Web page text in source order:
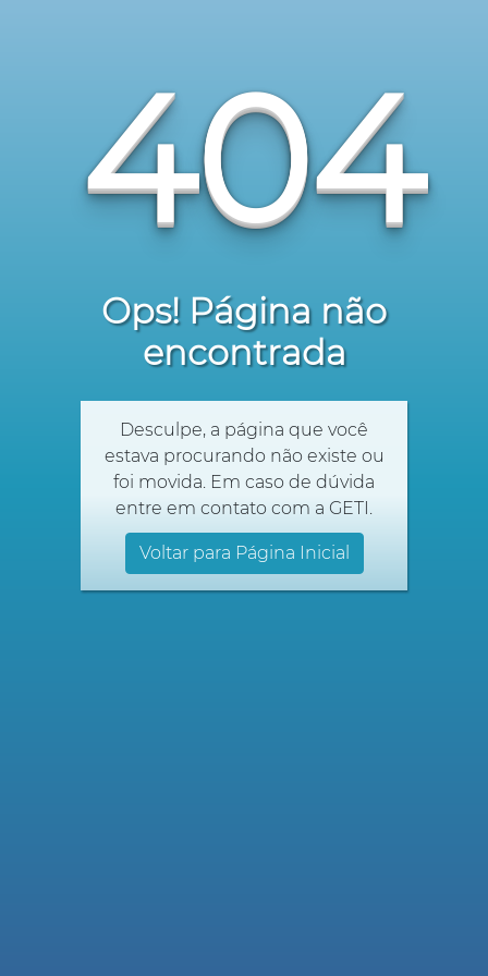
404
Ops! Página não
encontrada
Desculpe, a página que você
estava procurando não existe ou
foi movida. Em caso de dúvida
entre em contato com a GETI.
Voltar para Página Inicial